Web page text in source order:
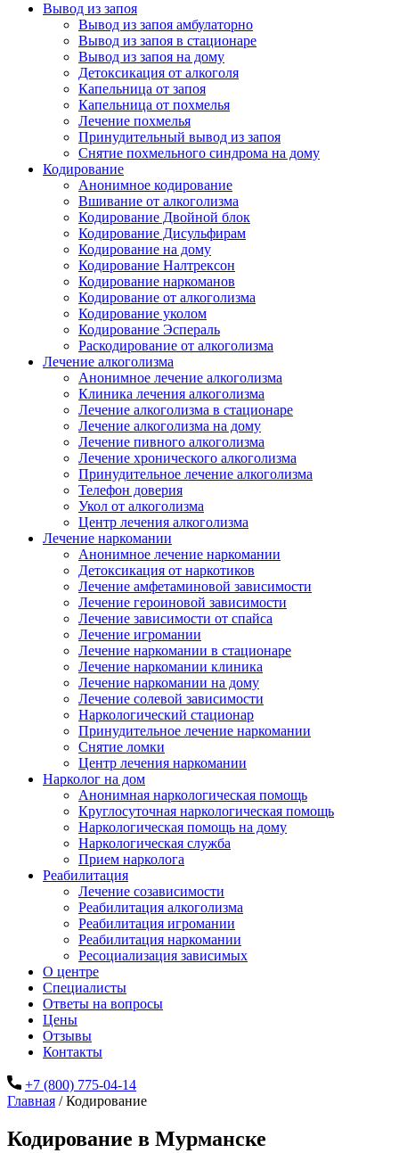
Вывод из запоя
Вывод из запоя амбулаторно
Вывод из запоя в стационаре
Вывод из запоя на дому
Детоксикация от алкоголя
Капельница от запоя
Капельница от похмелья
Лечение похмелья
Принудительный вывод из запоя
Снятие похмельного синдрома на дому
Кодирование
Анонимное кодирование
Вшивание от алкоголизма
Кодирование Двойной блок
Кодирование Дисульфирам
Кодирование на дому
Кодирование Налтрексон
Кодирование наркоманов
Кодирование от алкоголизма
Кодирование уколом
Кодирование Эспераль
Раскодирование от алкоголизма
Лечение алкоголизма
Анонимное лечение алкоголизма
Клиника лечения алкоголизма
Лечение алкоголизма в стационаре
Лечение алкоголизма на дому
Лечение пивного алкоголизма
Лечение хронического алкоголизма
Принудительное лечение алкоголизма
Телефон доверия
Укол от алкоголизма
Центр лечения алкоголизма
Лечение наркомании
Анонимное лечение наркомании
Детоксикация от наркотиков
Лечение амфетаминовой зависимости
Лечение героиновой зависимости
Лечение зависимости от спайса
Лечение игромании
Лечение наркомании в стационаре
Лечение наркомании клиника
Лечение наркомании на дому
Лечение солевой зависимости
Наркологический стационар
Принудительное лечение наркомании
Снятие ломки
Центр лечения наркомании
Нарколог на дом
Анонимная наркологическая помощь
Круглосуточная наркологическая помощь
Наркологическая помощь на дому
Наркологическая служба
Прием нарколога
Реабилитация
Лечение созависимости
Реабилитация алкоголизма
Реабилитация игромании
Реабилитация наркомании
Ресоциализация зависимых
О центре
Специалисты
Ответы на вопросы
Цены
Отзывы
Контакты
+7 (800) 775-04-14
Главная /Кодирование
Кодирование в Мурманске